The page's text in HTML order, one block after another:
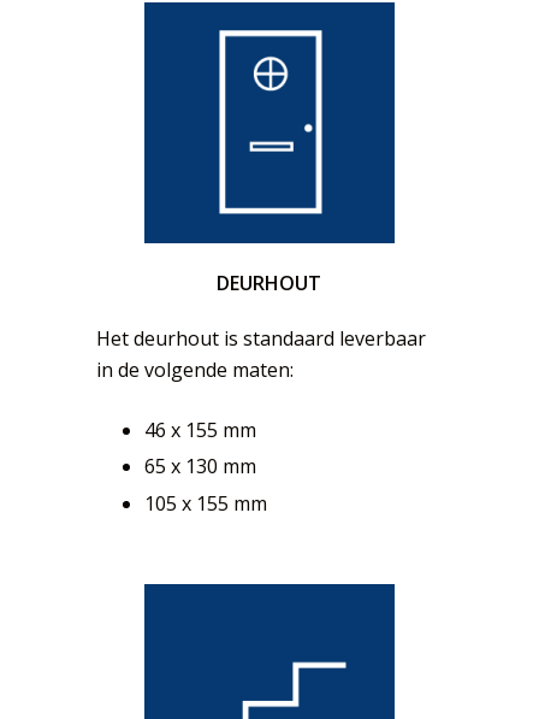
DEURHOUT
Het deurhout is standaard leverbaar
in de volgende maten:
46 x 155 mm
65 x 130 mm
105 x 155 mm